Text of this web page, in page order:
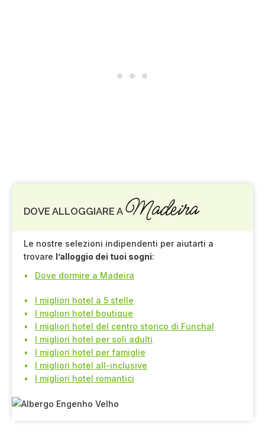
DOVE ALLOGGIARE A Madeira
Le nostre selezioni indipendenti per aiutarti a
trovare l’alloggio dei tuoi sogni:
Dove dormire a Madeira
I migliori hotel a 5 stelle
I migliori hotel boutique
I migliori hotel del centro storico di Funchal
I migliori hotel per soli adulti
I migliori hotel per famiglie
I migliori hotel all-inclusive
I migliori hotel romantici